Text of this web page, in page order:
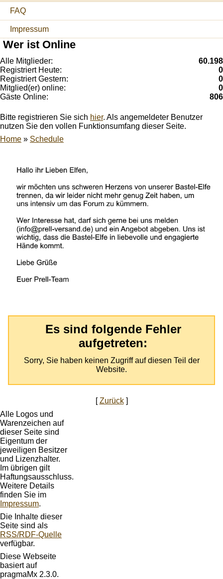
FAQ
Impressum
Wer ist Online
Alle Mitglieder:
60.198
Registriert Heute:
0
Registriert Gestern:
0
Mitglied(er) online:
0
Gäste Online:
806
Bitte registrieren Sie sich hier. Als angemeldeter Benutzer
nutzen Sie den vollen Funktionsumfang dieser Seite.
Home » Schedule
Es sind folgende Fehler
aufgetreten:
Sorry, Sie haben keinen Zugriff auf diesen Teil der
Website.
[Zurück]
Alle Logos und
Warenzeichen auf
dieser Seite sind
Eigentum der
jeweiligen Besitzer
und Lizenzhalter.
Im übrigen gilt
Haftungsausschluss.
Weitere Details
finden Sie im
Impressum.
Die Inhalte dieser
Seite sind als
RSS/RDF-Quelle
verfügbar.
Diese Webseite
basiert auf
pragmaMx 2.3.0.